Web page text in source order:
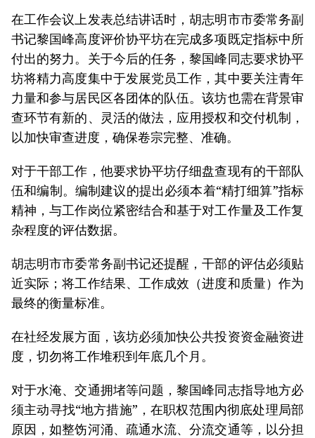
在工作会议上发表总结讲话时，胡志明市市委常务副
书记黎国峰高度评价协平坊在完成多项既定指标中所
付出的努力。关于今后的任务，黎国峰同志要求协平
坊将精力高度集中于发展党员工作，其中要关注青年
力量和参与居民区各团体的队伍。该坊也需在背景审
查环节有新的、灵活的做法，应用授权和交付机制，
以加快审查进度，确保卷宗完整、准确。
对于干部工作，他要求协平坊仔细盘查现有的干部队
伍和编制。编制建议的提出必须本着“精打细算”指标
精神，与工作岗位紧密结合和基于对工作量及工作复
杂程度的评估数据。
胡志明市市委常务副书记还提醒，干部的评估必须贴
近实际；将工作结果、工作成效（进度和质量）作为
最终的衡量标准。
在社经发展方面，该坊必须加快公共投资资金融资进
度，切勿将工作堆积到年底几个月。
对于水淹、交通拥堵等问题，黎国峰同志指导地方必
须主动寻找“地方措施”，在职权范围内彻底处理局部
原因，如整饬河涌、疏通水流、分流交通等，以分担